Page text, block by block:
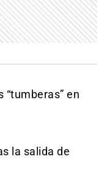
en
la salida de